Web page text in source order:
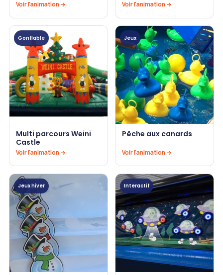
Voir l'animation → Voir l'animation →
Gonflable
Multi parcours Weini
Castle
Voir l'animation →
Jeux
Pêche aux canards
Voir l'animation →
Jeux hiver Interactif